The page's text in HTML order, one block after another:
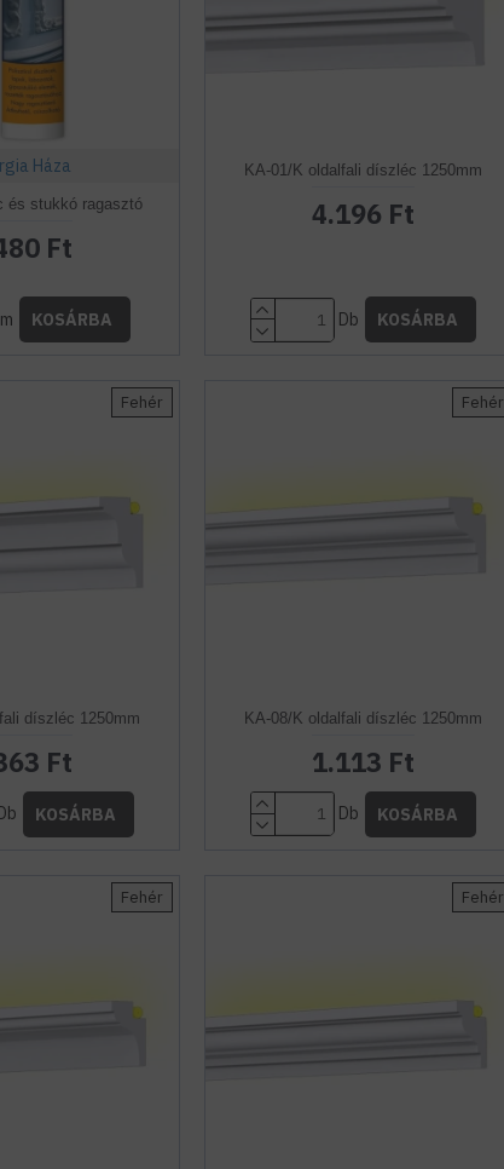
Háza
és stukkó ragasztó
Ft
m KOSÁRBA
KA-01/K oldalfali díszléc 1250mm
4.196 Ft
Db KOSÁRBA
Fehér
díszléc 1250mm
Ft
Db KOSÁRBA
Fehér
KA-08/K oldalfali díszléc 1250mm
1.113 Ft
Db KOSÁRBA
Fehér Fehér